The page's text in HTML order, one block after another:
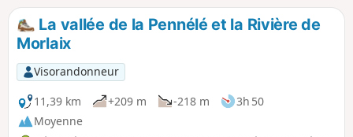
La vallée de la Pennélé et la Rivière de
Morlaix
Visorandonneur
11,39 km
+209 m -218 m
3h 50
Moyenne